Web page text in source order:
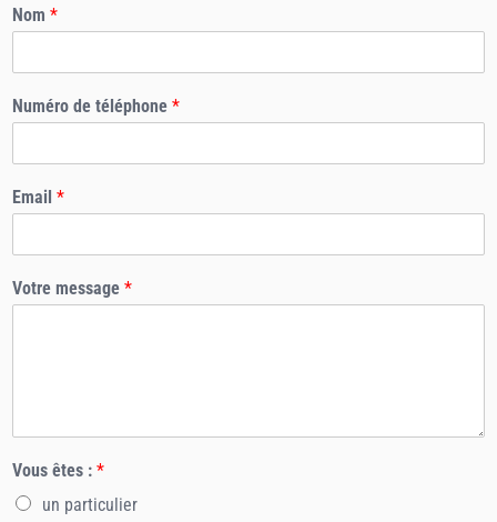
Nom *
Numéro de téléphone *
Email *
Votre message *
Vous êtes : *
un particulier